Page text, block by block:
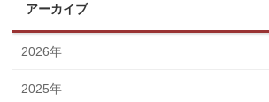
アーカイブ
2026年
2025年